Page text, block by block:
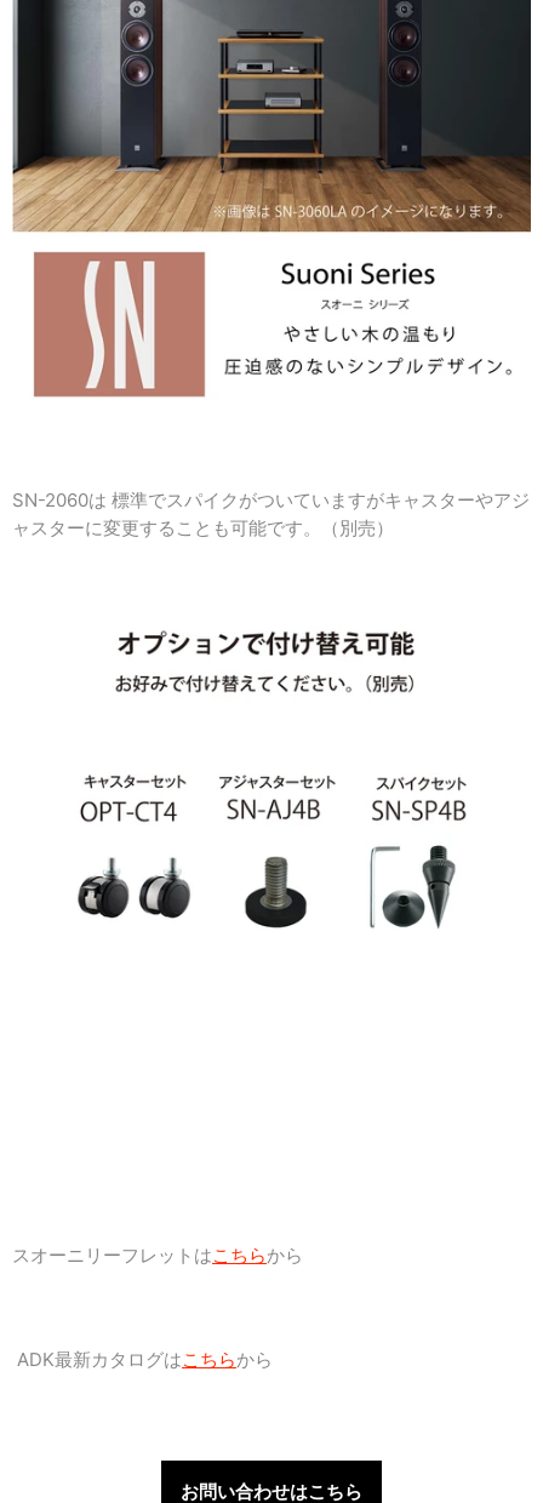
SN-2060は 標準でスパイクがついていますがキャスターやアジ
ャスターに変更することも可能です。（別売）
スオーニリーフレットはこちらから
ADK最新カタログはこちらから
お問い合わせはこちら